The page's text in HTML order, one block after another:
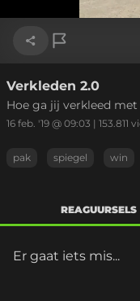
Link kopiëren
Verkleden 2.0
Hoe ga jij verkleed met
16 feb. '19 @ 09:03 | 153.811
pak spiegel win
REAGUURSELS
Er gaat iets mis...